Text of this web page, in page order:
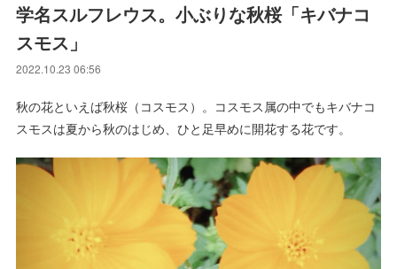
学名スルフレウス。小ぶりな秋桜「キバナコ
スモス」
2022.10.23 06:56
秋の花といえば秋桜（コスモス）。コスモス属の中でもキバナコ
スモスは夏から秋のはじめ、ひと足早めに開花する花です。